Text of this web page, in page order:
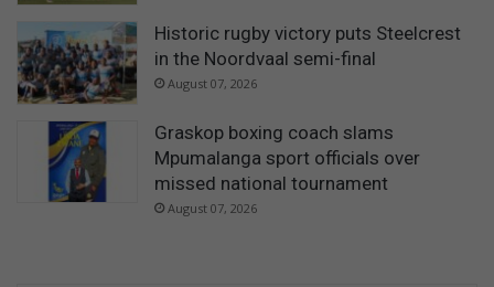
Historic rugby victory puts Steelcrest
in the Noordvaal semi-final
August 07, 2026
Graskop boxing coach slams
Mpumalanga sport officials over
missed national tournament
August 07, 2026